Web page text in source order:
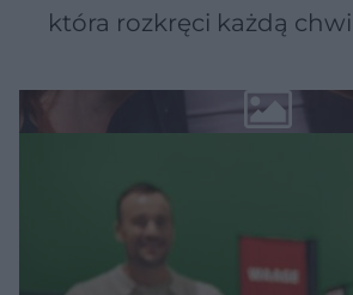
która rozkręci każdą